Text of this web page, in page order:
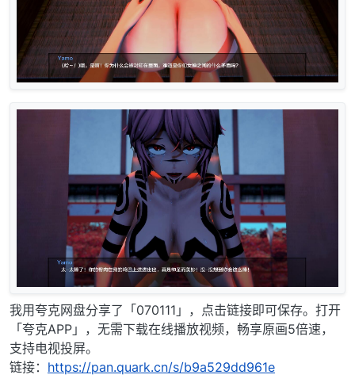
我用夸克网盘分享了「070111」，点击链接即可保存。打开
「夸克APP」，无需下载在线播放视频，畅享原画5倍速，
支持电视投屏。
链接： https://pan.quark.cn/s/b9a529dd961e